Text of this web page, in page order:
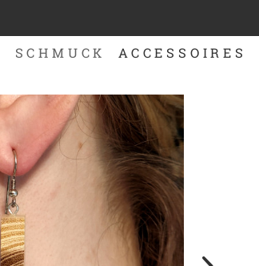
SCHMUCK ACCESSOIRES